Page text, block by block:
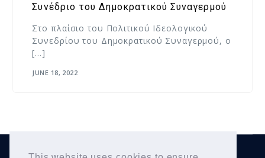
Συνέδριο του Δημοκρατικού Συναγερμού
Στο πλαίσιο του Πολιτικού Ιδεολογικού
Συνεδρίου του Δημοκρατικού Συναγερμού, ο
[…]
JUNE 18, 2022